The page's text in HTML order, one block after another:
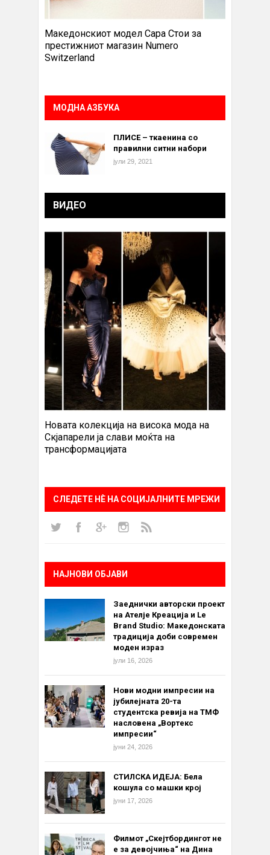
Македонскиот модел Сара Стои за
престижниот магазин Numero
Switzerland
МОДНА АЗБУКА
ПЛИСЕ – ткаенина со
правилни ситни набори
јули 29, 2021
ВИДЕО
Новата колекција на висока мода на
Скјапарели ја слави моќта на
трансформацијата
СЛЕДЕТЕ НÈ НА СОЦИЈАЛНИТЕ МРЕЖИ
НАЈНОВИ ОБЈАВИ
Заеднички авторски проект
на Ателје Креација и Le
Brand Studio: Македонската
традиција доби современ
моден израз
јули 16, 2026
Нови модни импресии на
јубилејната 20-та
студентска ревија на ТМФ
насловена „Вортекс
импресии“
јуни 24, 2026
СТИЛСКА ИДЕЈА: Бела
кошула со машки крој
јуни 17, 2026
Филмот „Скејтбордингот не
е за девојчиња“ на Дина